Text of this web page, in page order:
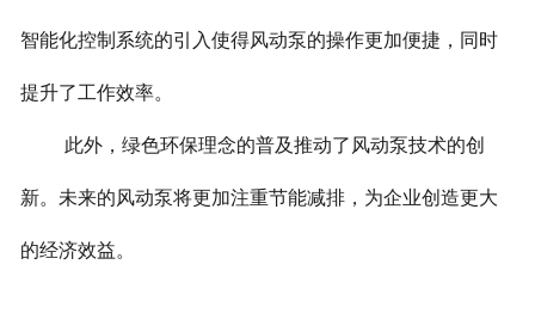
智能化控制系统的引入使得风动泵的操作更加便捷，同时
提升了工作效率。
此外，绿色环保理念的普及推动了风动泵技术的创
新。未来的风动泵将更加注重节能减排，为企业创造更大
的经济效益。